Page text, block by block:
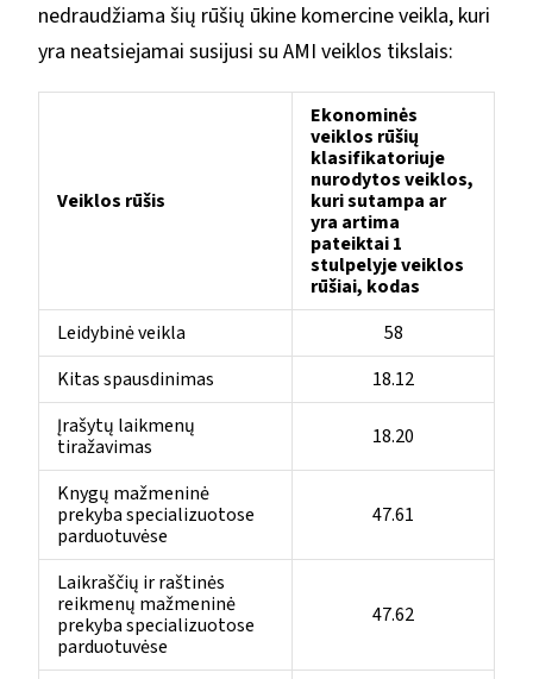
nedraudžiama šių rūšių ūkine komercine veikla, kuri
yra neatsiejamai susijusi su AMI veiklos tikslais:
Veiklos rūšis
Ekonominės
veiklos rūšių
klasifikatoriuje
nurodytos veiklos,
kuri sutampa ar
yra artima
pateiktai 1
stulpelyje veiklos
rūšiai, kodas
Leidybinė veikla
58
Kitas spausdinimas
18.12
Įrašytų laikmenų
tiražavimas
18.20
Knygų mažmeninė
prekyba specializuotose
parduotuvėse
47.61
Laikraščių ir raštinės
reikmenų mažmeninė
prekyba specializuotose
parduotuvėse
47.62